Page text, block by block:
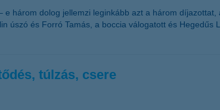
e három dolog jellemzi leginkább azt a három
úszó és Forró Tamás, a boccia válogatott és
túlzás, csere